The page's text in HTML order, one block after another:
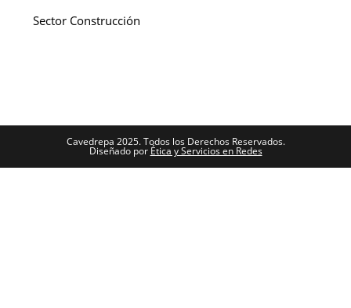
Sector Construcción
Cavedrepa 2025. Todos los Derechos Reservados.
Diseñado por Ética y Servicios en Redes